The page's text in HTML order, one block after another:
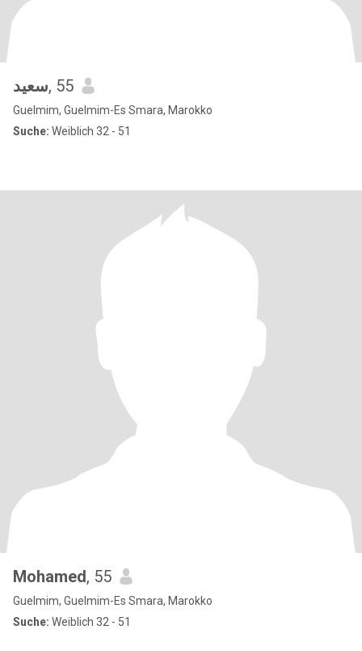
سعيد, 55
Guelmim, Guelmim-Es Smara, Marokko
Suche: Weiblich 32 - 51
Mohamed, 55
Guelmim, Guelmim-Es Smara, Marokko
Suche: Weiblich 32 - 51